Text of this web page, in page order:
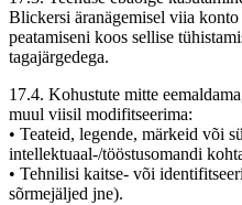
Blickersi äranägemisel viia
peatamiseni koos sellise
tagajärgedega.
17.4. Kohustute mitte
muul viisil modifitseerima:
• Teateid, legende, märkeid või
intellektuaal-/tööstusomandi
• Tehnilisi kaitse- või
sõrmejäljed jne).